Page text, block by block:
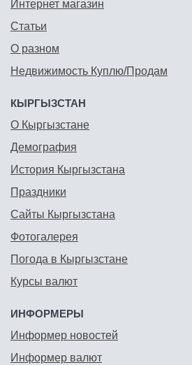
Интернет магазин
Статьи
О разном
Недвижимость Куплю/Продам
КЫРГЫЗСТАН
О Кыргызстане
Демография
История Кыргызстана
Праздники
Сайты Кыргызстана
Фотогалерея
Погода в Кыргызстане
Курсы валют
ИНФОРМЕРЫ
Информер новостей
Информер валют